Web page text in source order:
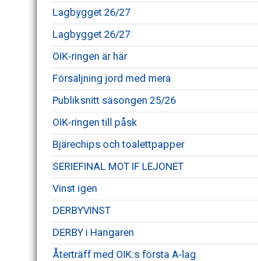
Lagbygget 26/27
Lagbygget 26/27
OIK-ringen är här
Försäljning jord med mera
Publiksnitt säsongen 25/26
OIK-ringen till påsk
Bjärechips och toalettpapper
SERIEFINAL MOT IF LEJONET
Vinst igen
DERBYVINST
DERBY i Hangaren
Återträff med OIK:s första A-lag